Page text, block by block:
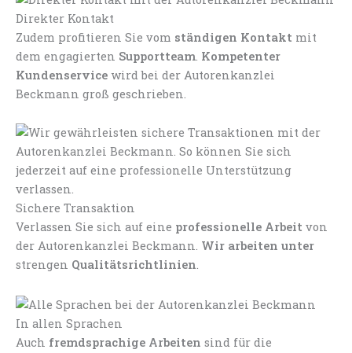
Direkter Kontakt
Zudem profitieren Sie vom ständigen Kontakt mit
dem engagierten Supportteam. Kompetenter
Kundenservice wird bei der Autorenkanzlei
Beckmann groß geschrieben.
Sichere Transaktion
Verlassen Sie sich auf eine professionelle Arbeit von
der Autorenkanzlei Beckmann. Wir arbeiten unter
strengen Qualitätsrichtlinien.
In allen Sprachen
Auch fremdsprachige Arbeiten sind für die